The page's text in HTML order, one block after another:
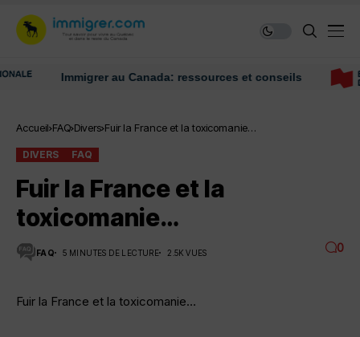
Immigrer au Canada: ressources et conseils
Accueil FAQ Divers Fuir la France et la toxicomanie…
DIVERS FAQ
Fuir la France et la
toxicomanie…
FAQ 5 MINUTES DE LECTURE 2.5K VUES 0
Fuir la France et la toxicomanie…